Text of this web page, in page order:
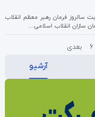
سالروز فرمان رهبر معظم انقلاب
6 بعدی
آرشیو